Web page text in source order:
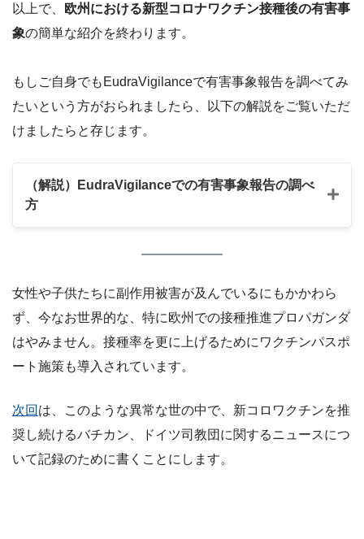
以上で、
欧州における新型コロナワクチン接種後の有害事
象の簡単な紹介を終わります。
もしご自身でもEudraVigilanceで有害事象報告を調べてみ
たいという方がおられましたら、以下の解説をご覧いただ
けましたらと存じます。
（解説）EudraVigilanceでの有害事象報告の調べ
方
女性や子供たちに副作用被害が及んでいるにもかかわら
ず、今なお世界的な、特に欧州での接種推進プロパガンダ
はやみません。接種率を更に上げるためにワクチンパスポ
ート施策も導入されています。
次回 は、このような異常な世の中で、新コロワクチンを推
奨し続けるバチカン、ドイツ司教団に関するニュースにつ
いて記録のために書くことにします。